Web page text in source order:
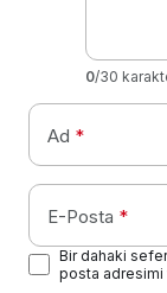
0/30
Ad *
E-Posta *
Bir dahaki
posta adresimi